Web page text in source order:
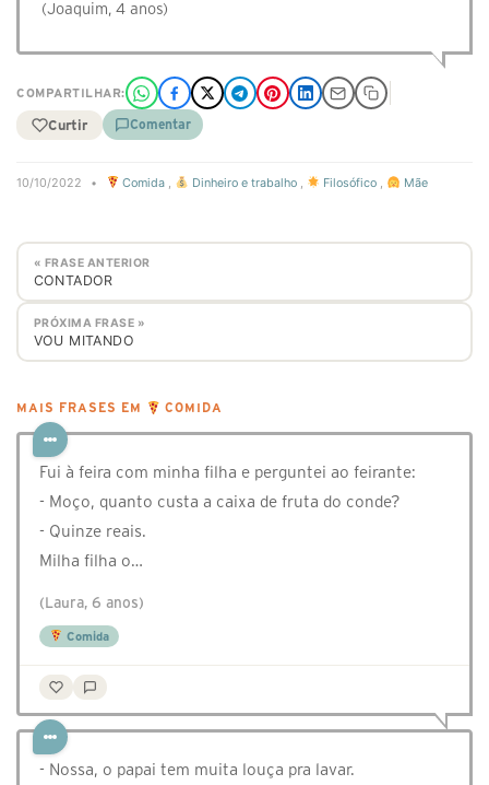
(Joaquim, 4 anos)
COMPARTILHAR:
Curtir Comentar
10/10/2022 • Comida , Dinheiro e trabalho, Filosófico , Mãe
« FRASE ANTERIOR
CONTADOR
PRÓXIMA FRASE »
VOU MITANDO
MAIS FRASES EM COMIDA
Fui à feira com minha filha e perguntei ao feirante:
- Moço, quanto custa a caixa de fruta do conde?
- Quinze reais.
Milha filha o…
(Laura, 6 anos)
Comida
- Nossa, o papai tem muita louça pra lavar.